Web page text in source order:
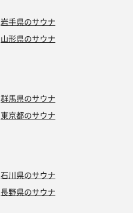
岩手県のサウナ
山形県のサウナ
群馬県のサウナ
東京都のサウナ
石川県のサウナ
長野県のサウナ